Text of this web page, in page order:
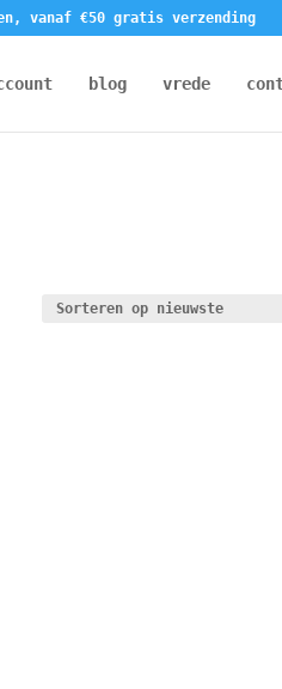
vanaf €50 gratis verzending
blog vrede